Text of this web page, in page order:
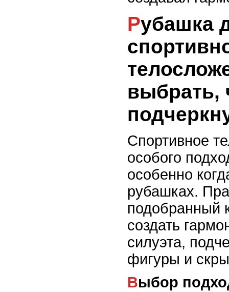
Рубашка для
выбрать,
Спортивное
особого
особенно
рубашках.
подобранный
создать
силуэта,
фигуры и
Выбор